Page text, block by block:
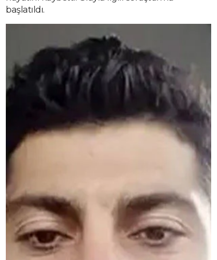
başlatıldı.